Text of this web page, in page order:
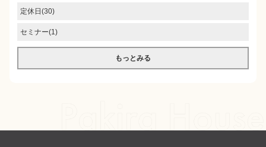
定休日(30)
セミナー(1)
もっとみる